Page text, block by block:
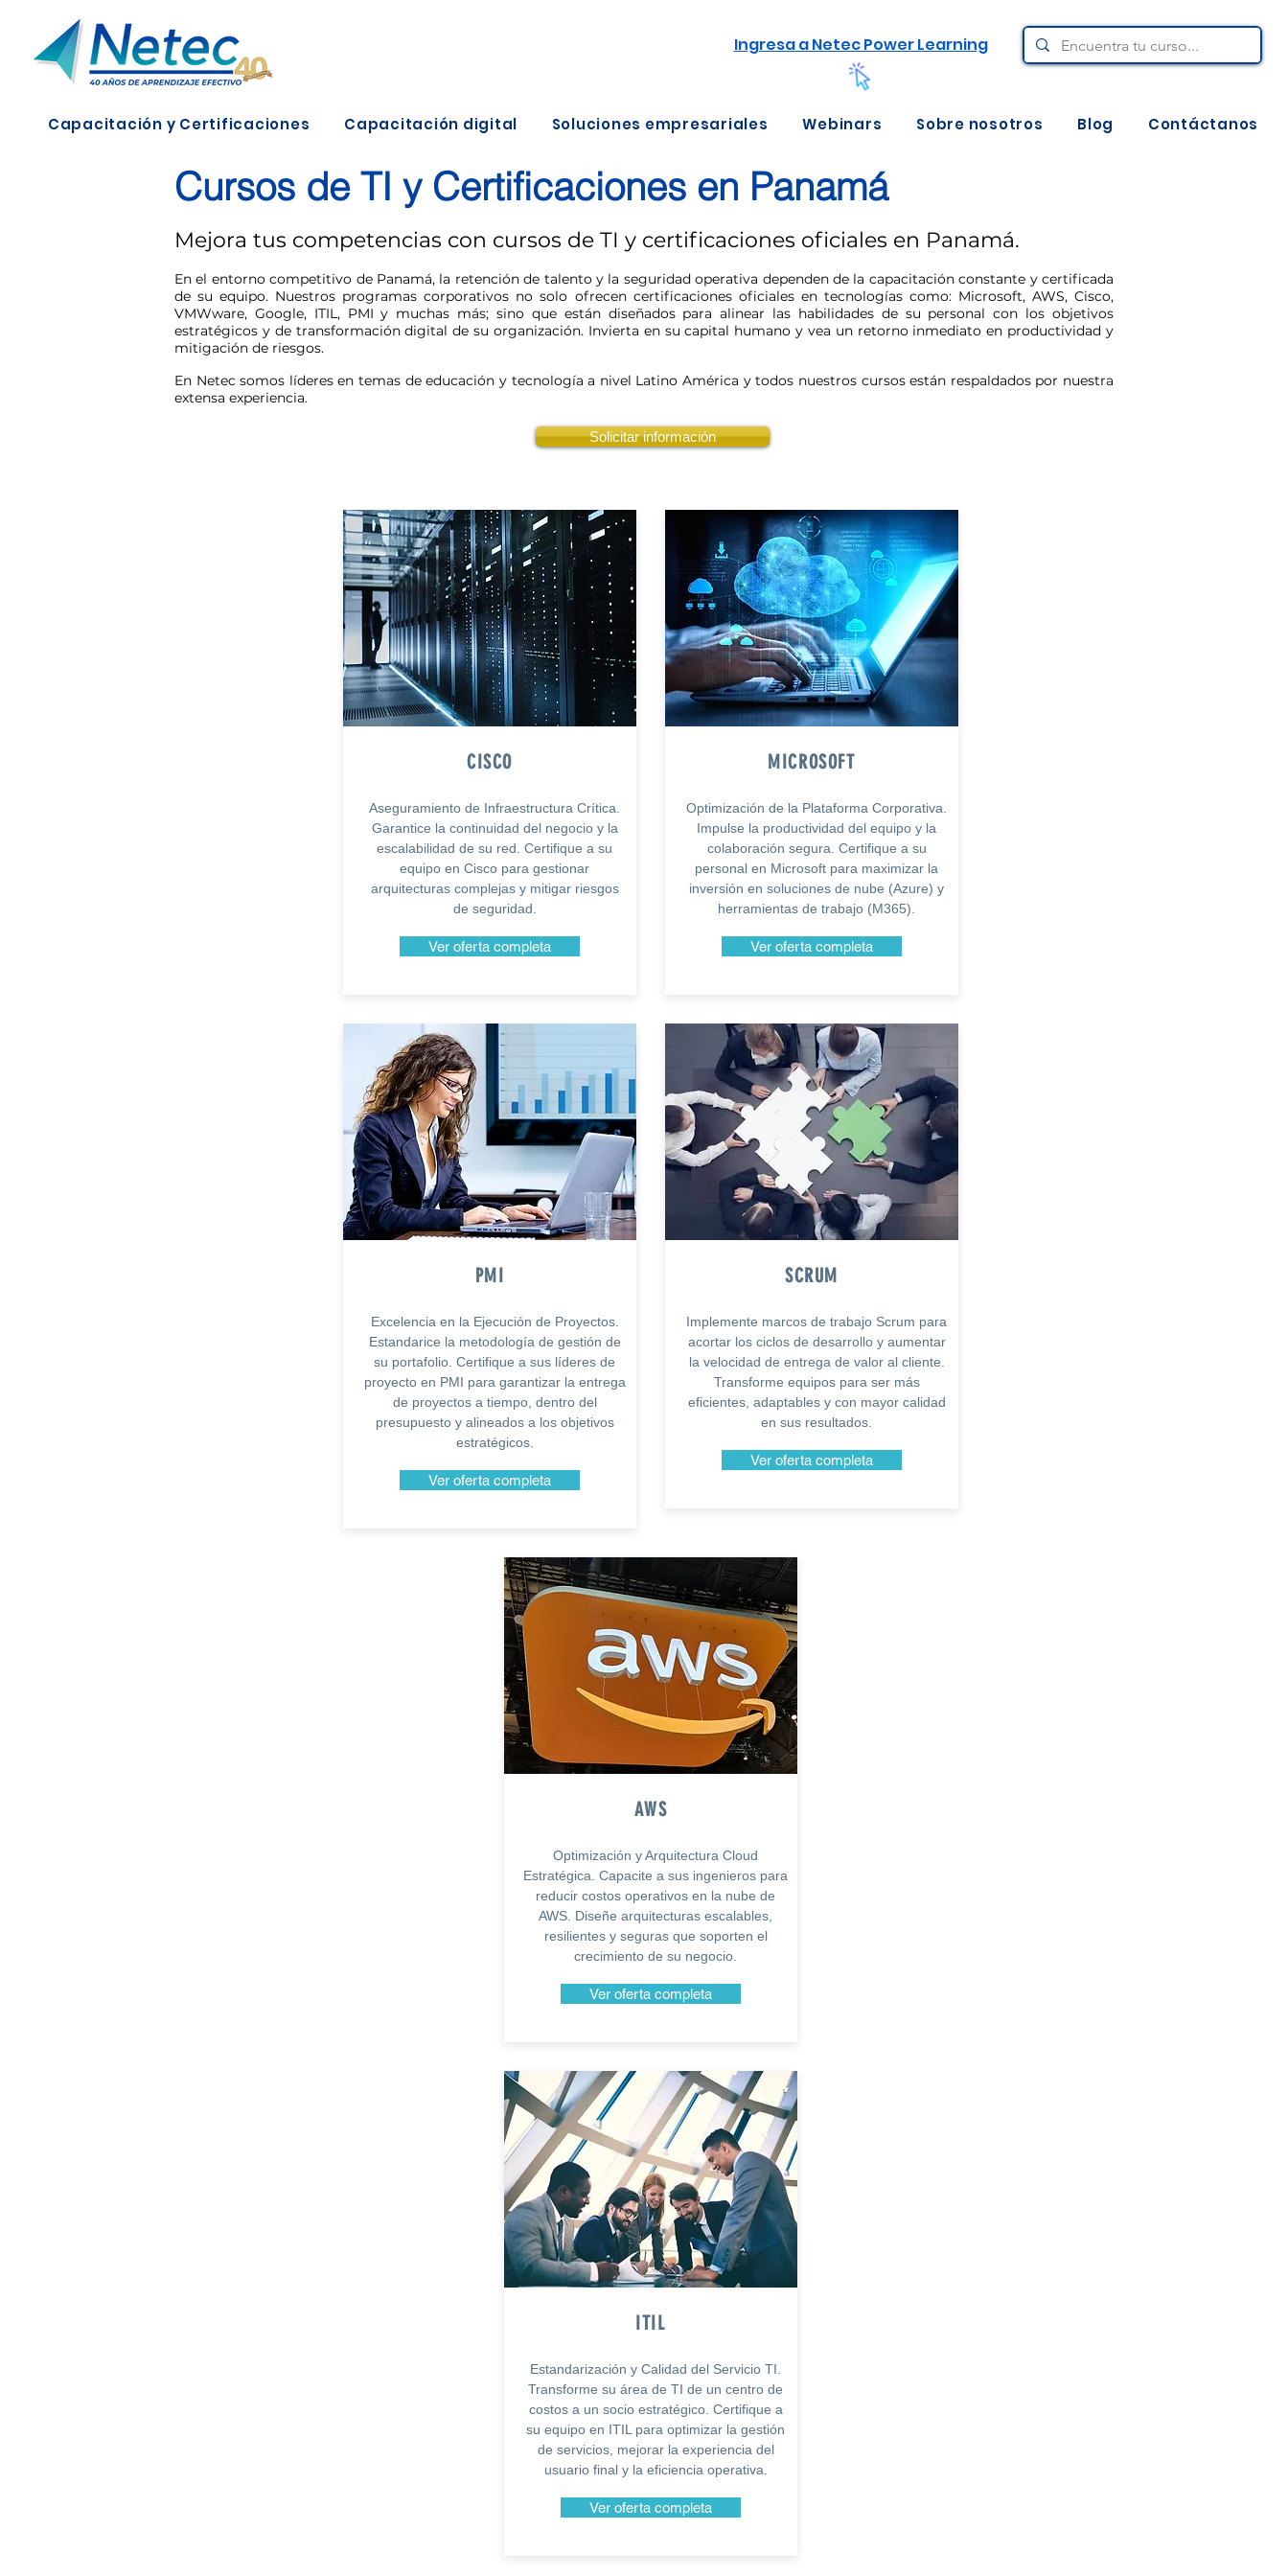
Ingresa a Netec Power Learning
Capacitación y Certificaciones Capacitación digital Soluciones empresariales Webinars Sobre nosotros Blog Contáctanos
Cursos de TI y Certificaciones en Panamá
Mejora tus competencias con cursos de TI y certificaciones oficiales en Panamá.
En el entorno competitivo de Panamá, la retención de talento y la seguridad operativa dependen de la capacitación constante y certificada
de su equipo. Nuestros programas corporativos no solo ofrecen certificaciones oficiales en tecnologías como: Microsoft, AWS, Cisco,
VMWware, Google, ITIL, PMI y muchas más; sino que están diseñados para alinear las habilidades de su personal con los objetivos
estratégicos y de transformación digital de su organización. Invierta en su capital humano y vea un retorno inmediato en productividad y
mitigación de riesgos.
En Netec somos líderes en temas de educación y tecnología a nivel Latino América y todos nuestros cursos están respaldados por nuestra
extensa experiencia.
Solicitar información
CISCO
Aseguramiento de Infraestructura Crítica.
Garantice la continuidad del negocio y la
escalabilidad de su red. Certifique a su
equipo en Cisco para gestionar
arquitecturas complejas y mitigar riesgos
de seguridad.
Ver oferta completa
PMI
Excelencia en la Ejecución de Proyectos.
Estandarice la metodología de gestión de
su portafolio. Certifique a sus líderes de
proyecto en PMI para garantizar la entrega
de proyectos a tiempo, dentro del
presupuesto y alineados a los objetivos
estratégicos.
Ver oferta completa
MICROSOFT
Optimización de la Plataforma Corporativa.
Impulse la productividad del equipo y la
colaboración segura. Certifique a su
personal en Microsoft para maximizar la
inversión en soluciones de nube (Azure) y
herramientas de trabajo (M365).
Ver oferta completa
SCRUM
Implemente marcos de trabajo Scrum para
acortar los ciclos de desarrollo y aumentar
la velocidad de entrega de valor al cliente.
Transforme equipos para ser más
eficientes, adaptables y con mayor calidad
en sus resultados.
Ver oferta completa
AWS
Optimización y Arquitectura Cloud
Estratégica. Capacite a sus ingenieros para
reducir costos operativos en la nube de
AWS. Diseñe arquitecturas escalables,
resilientes y seguras que soporten el
crecimiento de su negocio.
Ver oferta completa
ITIL
Estandarización y Calidad del Servicio TI.
Transforme su área de TI de un centro de
costos a un socio estratégico. Certifique a
su equipo en ITIL para optimizar la gestión
de servicios, mejorar la experiencia del
usuario final y la eficiencia operativa.
Ver oferta completa